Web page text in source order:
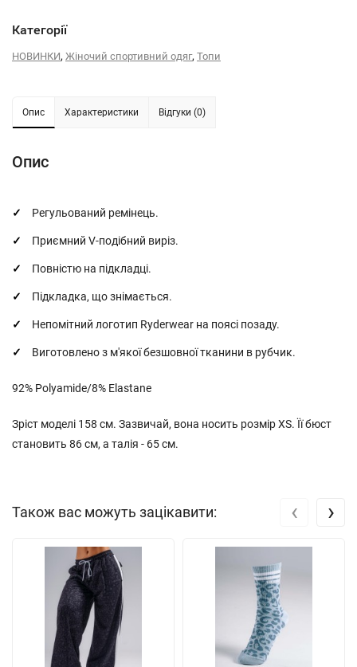
Категорії
НОВИНКИ, Жіночий спортивний одяг, Топи
Опис Характеристики Відгуки (0)
Опис
Регульований ремінець.
Приємний V-подібний виріз.
Повністю на підкладці.
Підкладка, що знімається.
Непомітний логотип Ryderwear на поясі позаду.
Виготовлено з м'якої безшовної тканини в рубчик.
92% Polyamide/8% Elastane
Зріст моделі 158 см. Зазвичай, вона носить розмір XS. Її бюст
становить 86 см, а талія - 65 см.
Також вас можуть зацікавити: ‹ ›